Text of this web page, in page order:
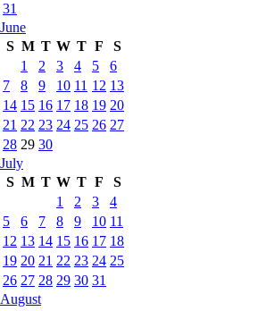
31
June
S M T W T F
S
1
2 3 4 5
6
7
8 9 10 11 12 13
14 15 16 17 18 19 20
21 22 23 24 25 26 27
28 29 30
July
S M T W T F
S
1
2 3
4
5
6 7 8 9 10 11
12 13 14 15 16 17 18
19 20 21 22 23 24 25
26 27 28 29 30 31
August